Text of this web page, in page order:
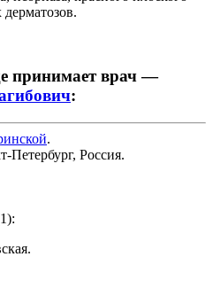
принимает врач —
:
.
Петербург, Россия.
1):
.